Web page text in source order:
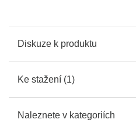
Diskuze k produktu
Ke stažení (1)
Naleznete v kategoriích